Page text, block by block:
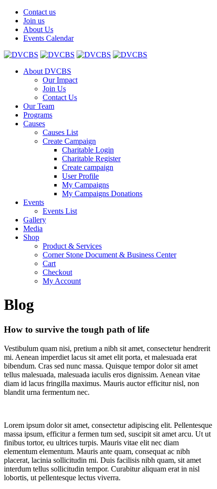
Contact us
Join us
About Us
Events Calendar
About DVCBS
Our Impact
Join Us
Contact Us
Our Team
Programs
Causes
Causes List
Create Campaign
Charitable Login
Charitable Register
Create campaign
User Profile
My Campaigns
My Campaigns Donations
Events
Events List
Gallery
Media
Shop
Product & Services
Corner Stone Document & Business Center
Cart
Checkout
My Account
Blog
How to survive the tough path of life
Vestibulum quam nisi, pretium a nibh sit amet, consectetur hendrerit
mi. Aenean imperdiet lacus sit amet elit porta, et malesuada erat
bibendum. Cras sed nunc massa. Quisque tempor dolor sit amet
tellus malesuada, malesuada iaculis eros dignissim. Aenean vitae
diam id lacus fringilla maximus. Mauris auctor efficitur nisl, non
blandit urna fermentum nec.
Lorem ipsum dolor sit amet, consectetur adipiscing elit. Pellentesque
massa ipsum, efficitur a fermen tum sed, suscipit sit amet arcu. Ut ut
finibus tortor, eu ultrices turpis. Mauris vitae elit nec diam
elementum elementum. Mauris ante quam, consequat ac nibh
placerat, lacinia sollicitudin mi. Duis facilisis nibh quam, sit amet
interdum tellus sollicitudin tempor. Curabitur aliquam erat in nisl
lobortis, ut pellentesque lectus viverra.